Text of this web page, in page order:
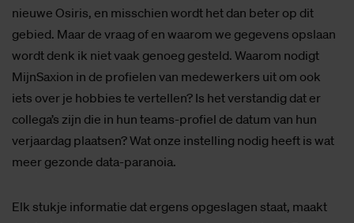
nieuwe Osiris, en misschien wordt het dan beter op dit
gebied. Maar de vraag of en waarom we gegevens opslaan
wordt denk ik niet vaak genoeg gesteld. Waarom nodigt
MijnSaxion in de profielen van medewerkers uit om ook
iets over je hobbies te vertellen? Is het verstandig dat er
collega’s zijn die in hun teams-profiel de datum van hun
verjaardag plaatsen? Wat onze instelling nodig heeft is wat
meer gezonde data-paranoia.
Elk stukje informatie dat ergens opgeslagen staat, maakt